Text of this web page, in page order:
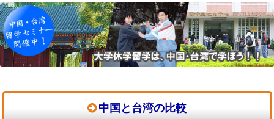
中国と台湾の比較